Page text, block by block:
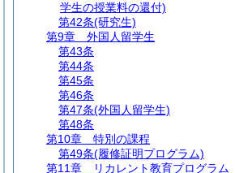
学生の授業料の還付)
第42条(研究生)
第9章
外国人留学生
第43条
第44条
第45条
第46条
第47条(外国人留学生)
第48条
第10章
特別の課程
第49条(履修証明プログラム)
第11章
リカレント教育プログラム